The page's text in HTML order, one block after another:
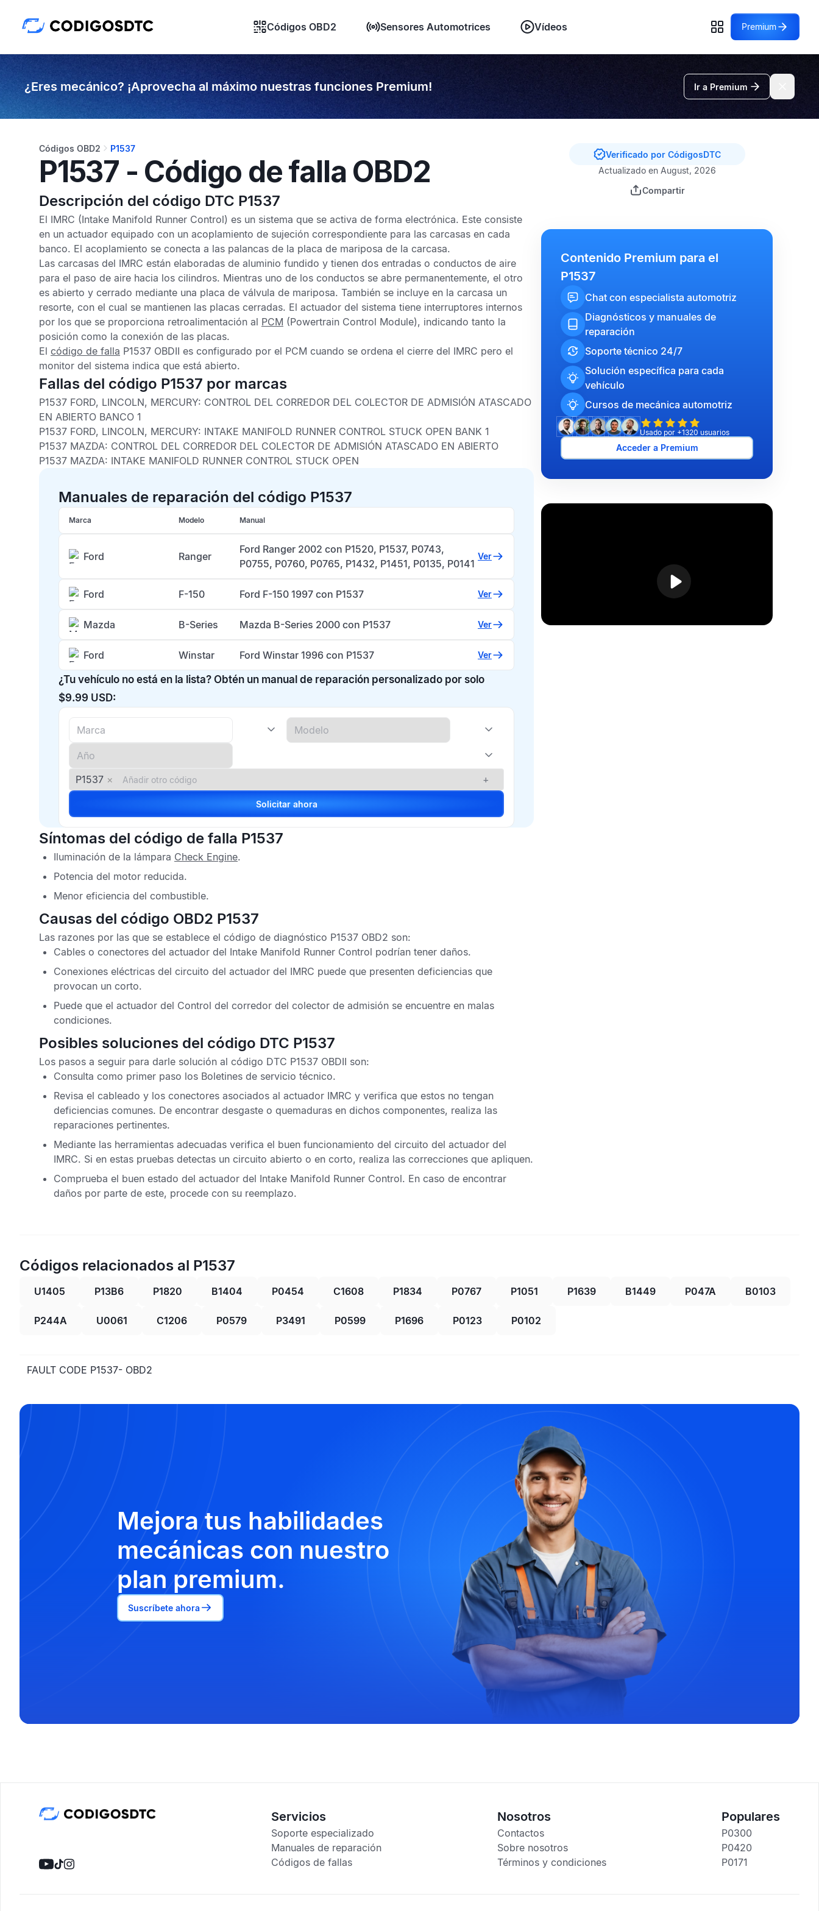
Códigos OBD2 Sensores Automotrices Vídeos Premium
¿Eres mecánico? ¡Aprovecha al máximo nuestras funciones Premium! Ir a Premium
Códigos OBD2 P1537
P1537 - Código de falla OBD2
Descripción del código DTC P1537
El IMRC (Intake Manifold Runner Control) es un sistema que se activa de forma electrónica. Este consiste
en un actuador equipado con un acoplamiento de sujeción correspondiente para las carcasas en cada
banco. El acoplamiento se conecta a las palancas de la placa de mariposa de la carcasa.
Las carcasas del IMRC están elaboradas de aluminio fundido y tienen dos entradas o conductos de aire
para el paso de aire hacia los cilindros. Mientras uno de los conductos se abre permanentemente, el otro
es abierto y cerrado mediante una placa de válvula de mariposa. También se incluye en la carcasa un
resorte, con el cual se mantienen las placas cerradas. El actuador del sistema tiene interruptores internos
por los que se proporciona retroalimentación al PCM (Powertrain Control Module), indicando tanto la
posición como la conexión de las placas.
El código de falla P1537 OBDII es configurado por el PCM cuando se ordena el cierre del IMRC pero el
monitor del sistema indica que está abierto.
Fallas del código P1537 por marcas
P1537 FORD, LINCOLN, MERCURY: CONTROL DEL CORREDOR DEL COLECTOR DE ADMISIÓN ATASCADO
EN ABIERTO BANCO 1
P1537 FORD, LINCOLN, MERCURY: INTAKE MANIFOLD RUNNER CONTROL STUCK OPEN BANK 1
P1537 MAZDA: CONTROL DEL CORREDOR DEL COLECTOR DE ADMISIÓN ATASCADO EN ABIERTO
P1537 MAZDA: INTAKE MANIFOLD RUNNER CONTROL STUCK OPEN
Manuales de reparación del código P1537
Marca Modelo Manual
Ford Ranger
Ford Ranger 2002 con P1520, P1537, P0743,
P0755, P0760, P0765, P1432, P1451, P0135, P0141
Ver
Ford F-150 Ford F-150 1997 con P1537 Ver
Mazda B-Series Mazda B-Series 2000 con P1537 Ver
Ford Winstar Ford Winstar 1996 con P1537 Ver
¿Tu vehículo no está en la lista? Obtén un manual de reparación personalizado por solo
$9.99 USD:
P1537 × +
Solicitar ahora
Síntomas del código de falla P1537
Iluminación de la lámpara Check Engine.
Potencia del motor reducida.
Menor eficiencia del combustible.
Causas del código OBD2 P1537
Las razones por las que se establece el código de diagnóstico P1537 OBD2 son:
Cables o conectores del actuador del Intake Manifold Runner Control podrían tener daños.
Conexiones eléctricas del circuito del actuador del IMRC puede que presenten deficiencias que
provocan un corto.
Puede que el actuador del Control del corredor del colector de admisión se encuentre en malas
condiciones.
Posibles soluciones del código DTC P1537
Los pasos a seguir para darle solución al código DTC P1537 OBDII son:
Consulta como primer paso los Boletines de servicio técnico.
Revisa el cableado y los conectores asociados al actuador IMRC y verifica que estos no tengan
deficiencias comunes. De encontrar desgaste o quemaduras en dichos componentes, realiza las
reparaciones pertinentes.
Mediante las herramientas adecuadas verifica el buen funcionamiento del circuito del actuador del
IMRC. Si en estas pruebas detectas un circuito abierto o en corto, realiza las correcciones que apliquen.
Comprueba el buen estado del actuador del Intake Manifold Runner Control. En caso de encontrar
daños por parte de este, procede con su reemplazo.
Verificado por CódigosDTC
Actualizado en August, 2026
Compartir
Contenido Premium para el
P1537
Chat con especialista automotriz
Diagnósticos y manuales de
reparación
Soporte técnico 24/7
Solución específica para cada
vehículo
Cursos de mecánica automotriz
Usado por +1320 usuarios
Acceder a Premium
Códigos relacionados al P1537
U1405 P13B6 P1820 B1404 P0454 C1608 P1834 P0767 P1051 P1639 B1449 P047A B0103
P244A U0061 C1206 P0579 P3491 P0599 P1696 P0123 P0102
FAULT CODE P1537- OBD2
Mejora tus habilidades
mecánicas con nuestro
plan premium.
Suscríbete ahora
Servicios
Soporte especializado
Manuales de reparación
Códigos de fallas
Nosotros
Contactos
Sobre nosotros
Términos y condiciones
Populares
P0300
P0420
P0171